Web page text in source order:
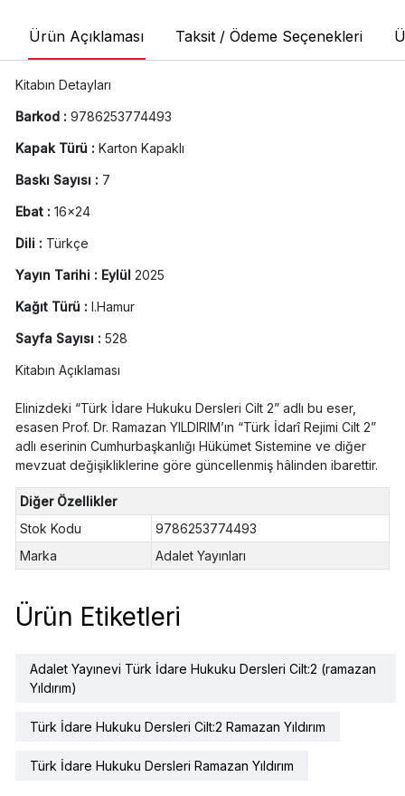
Ürün Açıklaması Taksit / Ödeme Seçenekleri
Kitabın Detayları
Barkod : 9786253774493
Kapak Türü : Karton Kapaklı
Baskı Sayısı : 7
Ebat : 16x24
Dili : Türkçe
Yayın Tarihi : Eylül 2025
Kağıt Türü : I.Hamur
Sayfa Sayısı : 528
Kitabın Açıklaması
Elinizdeki “Türk İdare Hukuku Dersleri Cilt 2” adlı bu eser,
esasen Prof. Dr. Ramazan YILDIRIM’ın “Türk İdarî Rejimi Cilt 2”
adlı eserinin Cumhurbaşkanlığı Hükümet Sistemine ve diğer
mevzuat değişikliklerine göre güncellenmiş hâlinden ibarettir.
Diğer Özellikler
Stok Kodu
9786253774493
Marka
Adalet Yayınları
Ürün Etiketleri
Adalet Yayınevi Türk İdare Hukuku Dersleri Cilt:2 (ramazan
Yıldırım)
Türk İdare Hukuku Dersleri Cilt:2 Ramazan Yıldırım
Türk İdare Hukuku Dersleri Ramazan Yıldırım